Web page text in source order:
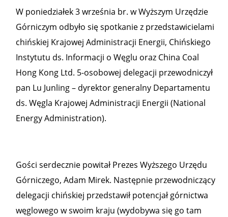
W poniedziałek 3 września br. w Wyższym Urzędzie
Górniczym odbyło się spotkanie z przedstawicielami
chińskiej Krajowej Administracji Energii, Chińskiego
Instytutu ds. Informacji o Węglu oraz China Coal
Hong Kong Ltd. 5-osobowej delegacji przewodniczył
pan Lu Junling – dyrektor generalny Departamentu
ds. Węgla Krajowej Administracji Energii (National
Energy Administration).
Gości serdecznie powitał Prezes Wyższego Urzędu
Górniczego, Adam Mirek. Następnie przewodniczący
delegacji chińskiej przedstawił potencjał górnictwa
węglowego w swoim kraju (wydobywa się go tam